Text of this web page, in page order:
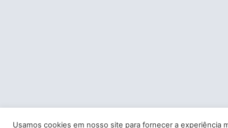
Usamos cookies em nosso site para fornecer a experiência